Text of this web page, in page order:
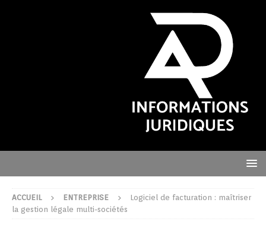
ACCUEIL ENTREPRISE
Logiciel de facturation : maîtriser
la gestion légale multi-sociétés